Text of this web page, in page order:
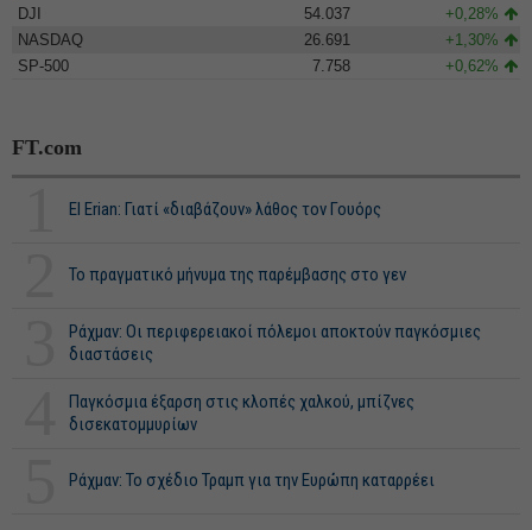
DJI 54.037
+0,28%
NASDAQ
26.691
+1,30%
SP-500
7.758 +0,62%
FT.com
El Erian: Γιατί «διαβάζουν» λάθος τον Γουόρς
Το πραγματικό μήνυμα της παρέμβασης στο γεν
Ράχμαν: Οι περιφερειακοί πόλεμοι αποκτούν παγκόσμιες
διαστάσεις
Παγκόσμια έξαρση στις κλοπές χαλκού, μπίζνες
δισεκατομμυρίων
Ράχμαν: Το σχέδιο Τραμπ για την Ευρώπη καταρρέει